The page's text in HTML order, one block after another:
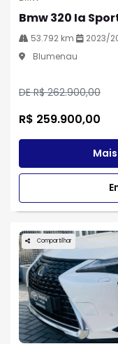
Bmw 320 Ia
53.792 km 2023/
Blumenau
DE R$ 262.900,00
R$ 259.900,00
Compartilhar